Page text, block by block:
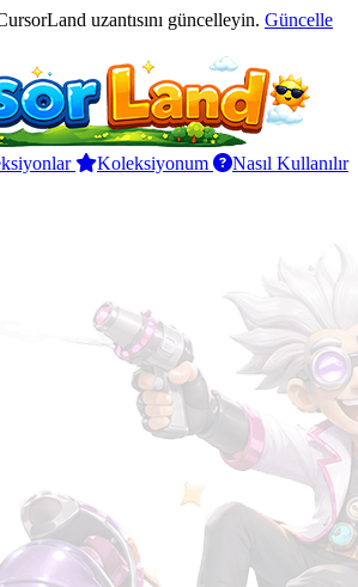
uzantısını güncelleyin. Güncelle
Koleksiyonum
Nasıl Kullanılır